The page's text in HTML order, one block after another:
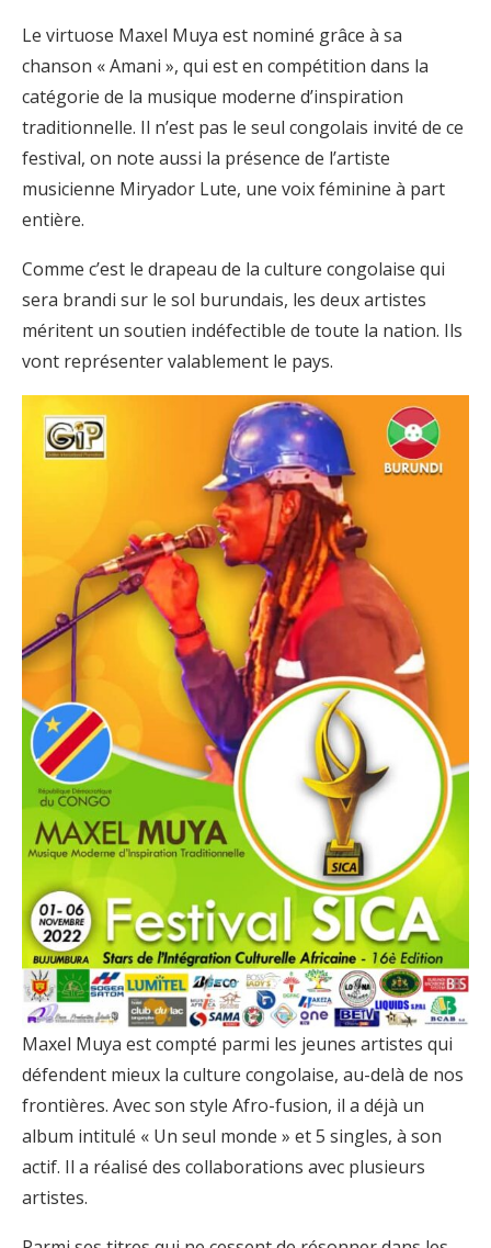
Le virtuose Maxel Muya est nominé grâce à sa
chanson « Amani », qui est en compétition dans la
catégorie de la musique moderne d’inspiration
traditionnelle. Il n’est pas le seul congolais invité de ce
festival, on note aussi la présence de l’artiste
musicienne Miryador Lute, une voix féminine à part
entière.
Comme c’est le drapeau de la culture congolaise qui
sera brandi sur le sol burundais, les deux artistes
méritent un soutien indéfectible de toute la nation. Ils
vont représenter valablement le pays.
Maxel Muya est compté parmi les jeunes artistes qui
défendent mieux la culture congolaise, au-delà de nos
frontières. Avec son style Afro-fusion, il a déjà un
album intitulé « Un seul monde » et 5 singles, à son
actif. Il a réalisé des collaborations avec plusieurs
artistes.